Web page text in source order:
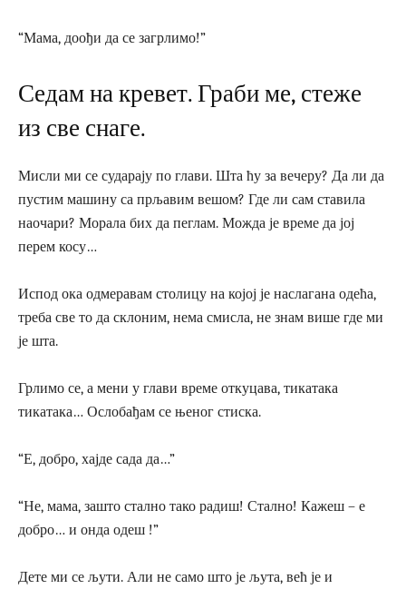
“Мама, доођи да се загрлимо!”
Седам на кревет. Граби ме, стеже
из све снаге.
Мисли ми се сударају по глави. Шта ћу за вечеру? Да ли да
пустим машину са прљавим вешом? Где ли сам ставила
наочари? Морала бих да пеглам. Можда је време да јој
перем косу…
Испод ока одмеравам столицу на којој је наслагана одећа,
треба све то да склоним, нема смисла, не знам више где ми
је шта.
Грлимо се, а мени у глави време откуцава, тикатака
тикатака… Ослобађам се њеног стиска.
“Е, добро, хајде сада да…”
“Не, мама, зашто стално тако радиш! Стално! Кажеш – е
добро… и онда одеш !”
Дете ми се љути. Али не само што је љута, већ је и